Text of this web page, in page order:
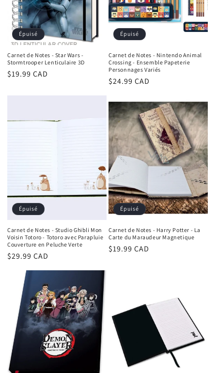
o
n
:
Épuisé
Carnet de Notes - Star Wars -
Stormtrooper Lenticulaire 3D
Prix
$19.99 CAD
Épuisé
Carnet de Notes - Nintendo Animal
Crossing - Ensemble Papeterie
Personnages Variés
Prix
$24.99 CAD
Épuisé
Carnet de Notes - Studio Ghibli Mon
Voisin Totoro - Totoro avec Parapluie
Couverture en Peluche Verte
Prix
$29.99 CAD
Épuisé
Carnet de Notes - Harry Potter - La
Carte du Maraudeur Magnetique
Prix
$19.99 CAD